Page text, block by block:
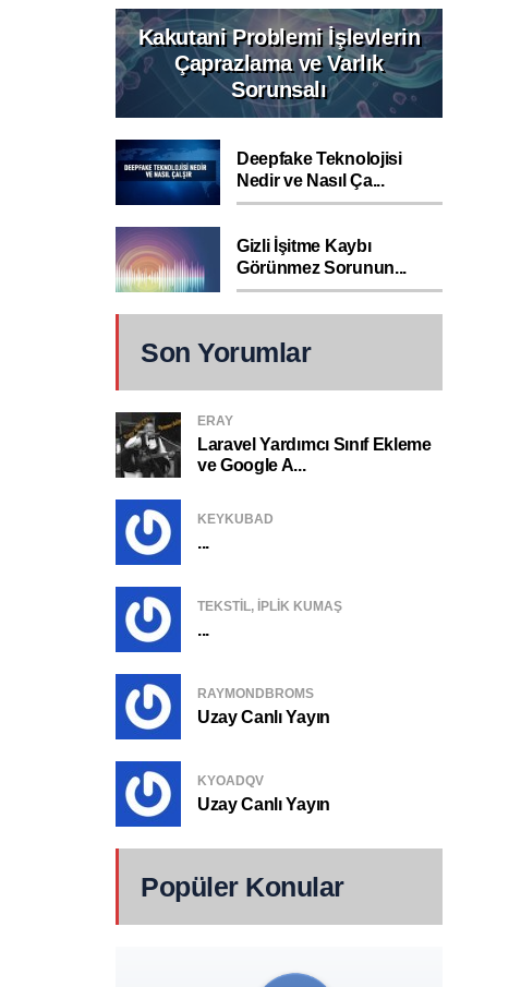
Kakutani Problemi İşlevlerin
Çaprazlama ve Varlık
Sorunsalı
Deepfake Teknolojisi
Nedir ve Nasıl Ça...
Gizli İşitme Kaybı
Görünmez Sorunun...
Son Yorumlar
ERAY
Laravel Yardımcı Sınıf Ekleme
ve Google A...
KEYKUBAD
...
TEKSTIL, IPLIK KUMAŞ
...
RAYMONDBROMS
Uzay Canlı Yayın
KYOADQV
Uzay Canlı Yayın
Popüler Konular